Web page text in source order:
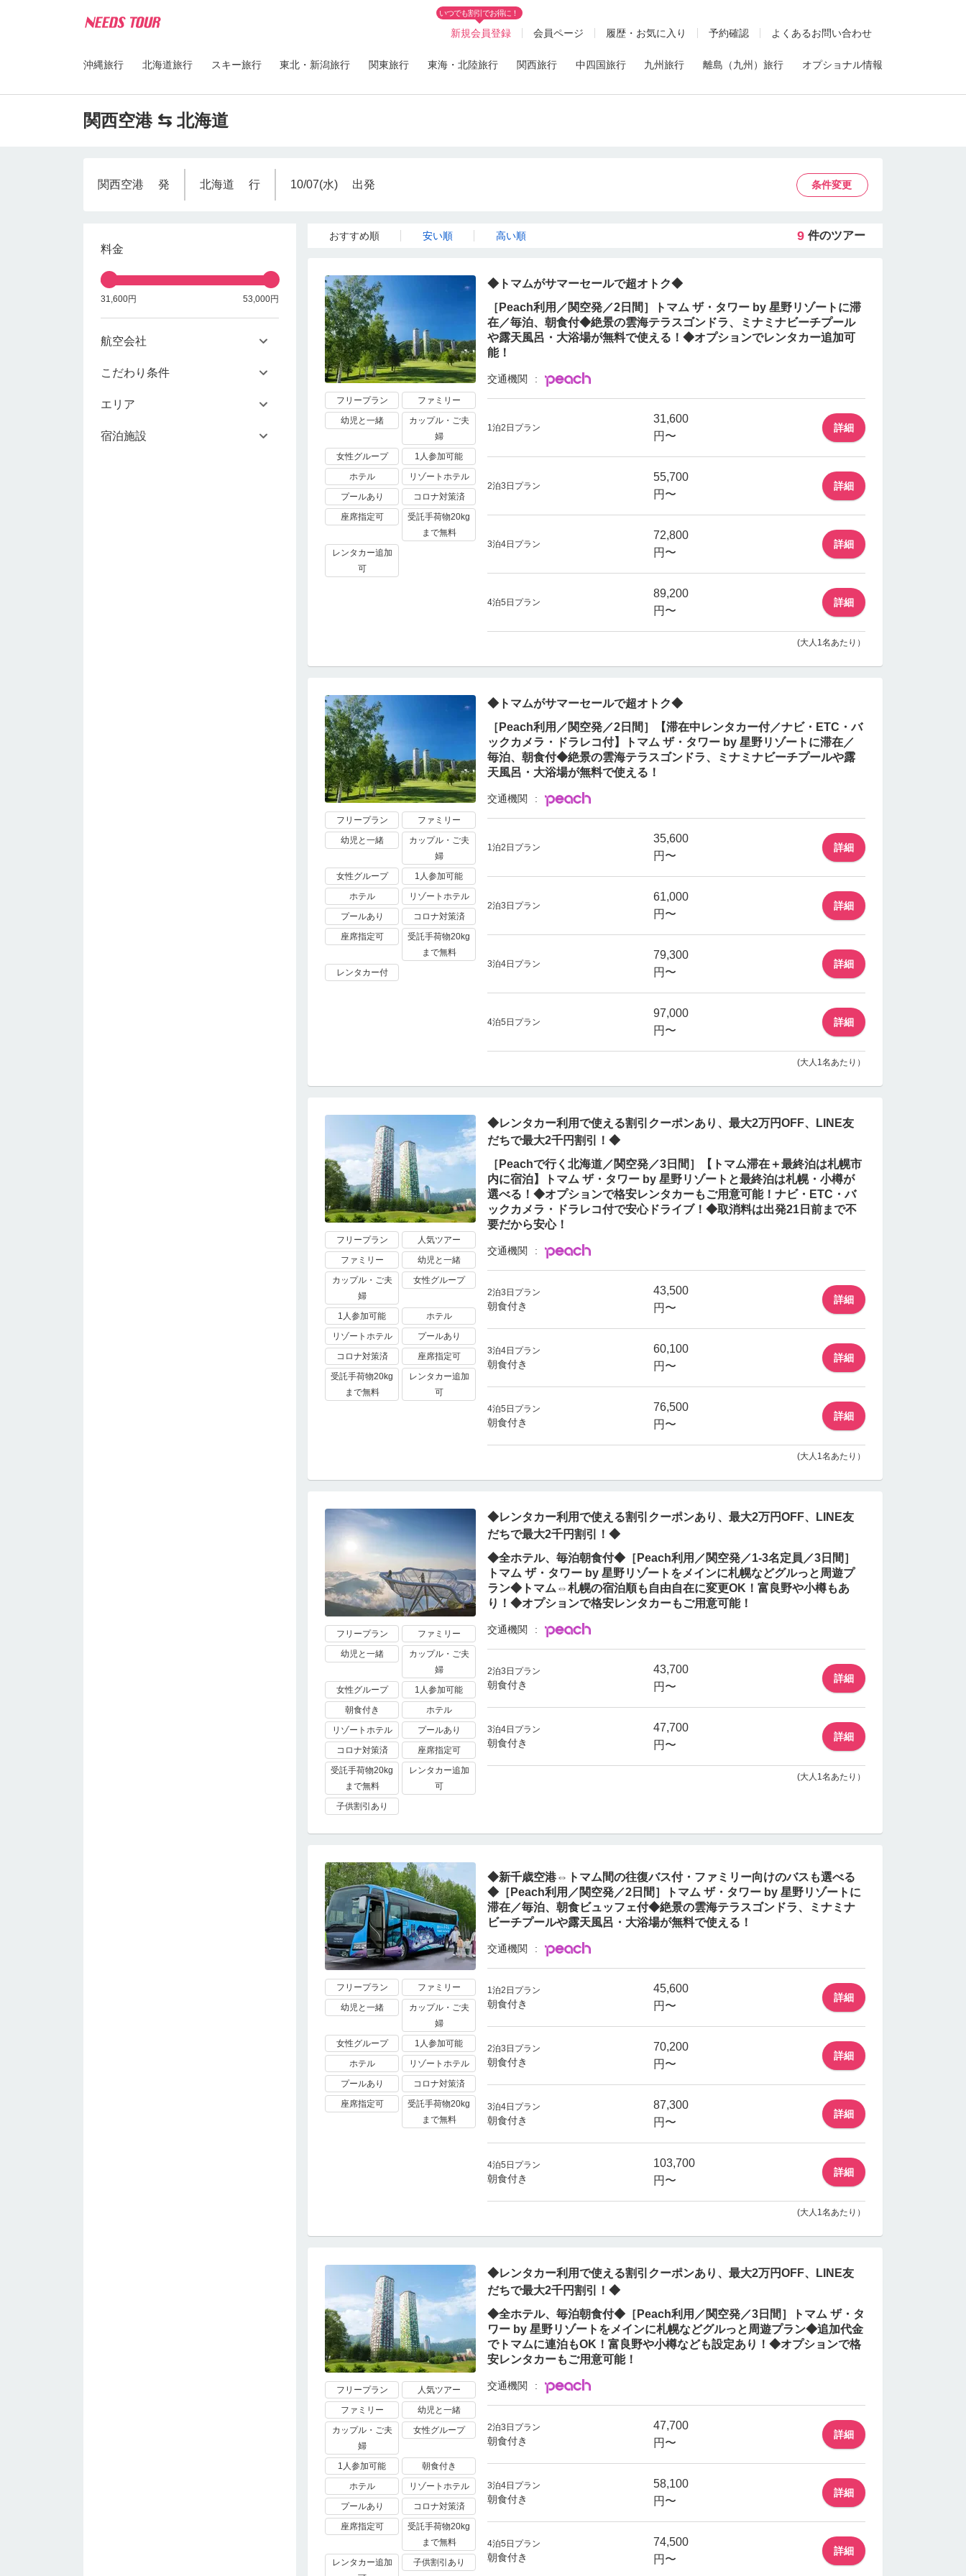
いつでも割引でお得に！
新規会員登録 会員ページ 履歴・お気に入り 予約確認 よくあるお問い合わせ
沖縄旅行 北海道旅行 スキー旅行 東北・新潟旅行 関東旅行 東海・北陸旅行 関西旅行 中四国旅行 九州旅行 離島（九州）旅行 オプショナル情報
関西空港 ⇆ 北海道
関西空港 発 北海道 行 10/07(水) 出発 条件変更
料金
31,600円 53,000円
航空会社
こだわり条件
エリア
宿泊施設
9 件のツアー
おすすめ順 安い順 高い順
フリープラン
ファミリー
幼児と一緒
カップル・ご夫
婦
女性グループ
1人参加可能
ホテル
リゾートホテル
プールあり
コロナ対策済
座席指定可
受託手荷物20kg
まで無料
レンタカー追加
可
◆トマムがサマーセールで超オトク◆
［Peach利用／関空発／2日間］トマム ザ・タワー by 星野リゾートに滞
在／毎泊、朝食付◆絶景の雲海テラスゴンドラ、ミナミナビーチプール
や露天風呂・大浴場が無料で使える！◆オプションでレンタカー追加可
能！
交通機関
1泊2日プラン
31,600
円〜
詳細
2泊3日プラン
55,700
円〜
詳細
3泊4日プラン
72,800
円〜
詳細
4泊5日プラン
89,200
円〜
詳細
(大人1名あたり）
フリープラン
ファミリー
幼児と一緒
カップル・ご夫
婦
女性グループ
1人参加可能
ホテル
リゾートホテル
プールあり
コロナ対策済
座席指定可
受託手荷物20kg
まで無料
レンタカー付
◆トマムがサマーセールで超オトク◆
［Peach利用／関空発／2日間］【滞在中レンタカー付／ナビ・ETC・バ
ックカメラ・ドラレコ付】トマム ザ・タワー by 星野リゾートに滞在／
毎泊、朝食付◆絶景の雲海テラスゴンドラ、ミナミナビーチプールや露
天風呂・大浴場が無料で使える！
交通機関
1泊2日プラン
35,600
円〜
詳細
2泊3日プラン
61,000
円〜
詳細
3泊4日プラン
79,300
円〜
詳細
4泊5日プラン
97,000
円〜
詳細
(大人1名あたり）
フリープラン
人気ツアー
ファミリー
幼児と一緒
カップル・ご夫
婦
女性グループ
1人参加可能
ホテル
リゾートホテル
プールあり
コロナ対策済
座席指定可
受託手荷物20kg
まで無料
レンタカー追加
可
◆レンタカー利用で使える割引クーポンあり、最大2万円OFF、LINE友
だちで最大2千円割引！◆
［Peachで行く北海道／関空発／3日間］【トマム滞在＋最終泊は札幌市
内に宿泊】トマム ザ・タワー by 星野リゾートと最終泊は札幌・小樽が
選べる！◆オプションで格安レンタカーもご用意可能！ナビ・ETC・バ
ックカメラ・ドラレコ付で安心ドライブ！◆取消料は出発21日前まで不
要だから安心！
交通機関
2泊3日プラン
朝食付き
43,500
円〜
詳細
3泊4日プラン
朝食付き
60,100
円〜
詳細
4泊5日プラン
朝食付き
76,500
円〜
詳細
(大人1名あたり）
フリープラン
ファミリー
幼児と一緒
カップル・ご夫
婦
女性グループ
1人参加可能
朝食付き
ホテル
リゾートホテル
プールあり
コロナ対策済
座席指定可
受託手荷物20kg
まで無料
レンタカー追加
可
子供割引あり
◆レンタカー利用で使える割引クーポンあり、最大2万円OFF、LINE友
だちで最大2千円割引！◆
◆全ホテル、毎泊朝食付◆［Peach利用／関空発／1-3名定員／3日間］
トマム ザ・タワー by 星野リゾートをメインに札幌などグルっと周遊プ
ラン◆トマム⇔札幌の宿泊順も自由自在に変更OK！富良野や小樽もあ
り！◆オプションで格安レンタカーもご用意可能！
交通機関
2泊3日プラン
朝食付き
43,700
円〜
詳細
3泊4日プラン
朝食付き
47,700
円〜
詳細
(大人1名あたり）
フリープラン
ファミリー
幼児と一緒
カップル・ご夫
婦
女性グループ
1人参加可能
ホテル
リゾートホテル
プールあり
コロナ対策済
座席指定可
受託手荷物20kg
まで無料
◆新千歳空港⇔トマム間の往復バス付・ファミリー向けのバスも選べる
◆［Peach利用／関空発／2日間］トマム ザ・タワー by 星野リゾートに
滞在／毎泊、朝食ビュッフェ付◆絶景の雲海テラスゴンドラ、ミナミナ
ビーチプールや露天風呂・大浴場が無料で使える！
交通機関
1泊2日プラン
朝食付き
45,600
円〜
詳細
2泊3日プラン
朝食付き
70,200
円〜
詳細
3泊4日プラン
朝食付き
87,300
円〜
詳細
4泊5日プラン
朝食付き
103,700
円〜
詳細
(大人1名あたり）
フリープラン
人気ツアー
ファミリー
幼児と一緒
カップル・ご夫
婦
女性グループ
1人参加可能
朝食付き
ホテル
リゾートホテル
プールあり
コロナ対策済
座席指定可
受託手荷物20kg
まで無料
レンタカー追加
子供割引あり
◆レンタカー利用で使える割引クーポンあり、最大2万円OFF、LINE友
だちで最大2千円割引！◆
◆全ホテル、毎泊朝食付◆［Peach利用／関空発／3日間］トマム ザ・タ
ワー by 星野リゾートをメインに札幌などグルっと周遊プラン◆追加代金
でトマムに連泊もOK！富良野や小樽なども設定あり！◆オプションで格
安レンタカーもご用意可能！
交通機関
2泊3日プラン
朝食付き
47,700
円〜
詳細
3泊4日プラン
朝食付き
58,100
円〜
詳細
4泊5日プラン
朝食付き
74,500
円〜
詳細